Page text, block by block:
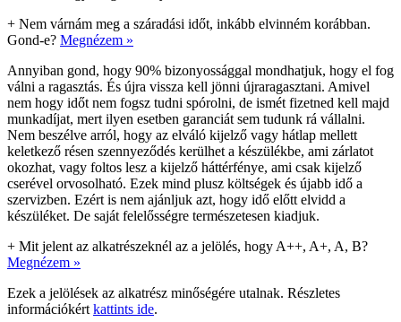
+ Nem várnám meg a száradási időt, inkább elvinném korábban.
Gond-e? Megnézem »
Annyiban gond, hogy 90% bizonyossággal mondhatjuk, hogy el fog
válni a ragasztás. És újra vissza kell jönni újraragasztani. Amivel
nem hogy időt nem fogsz tudni spórolni, de ismét fizetned kell majd
munkadíjat, mert ilyen esetben garanciát sem tudunk rá vállalni.
Nem beszélve arról, hogy az elváló kijelző vagy hátlap mellett
keletkező résen szennyeződés kerülhet a készülékbe, ami zárlatot
okozhat, vagy foltos lesz a kijelző háttérfénye, ami csak kijelző
cserével orvosolható. Ezek mind plusz költségek és újabb idő a
szervizben. Ezért is nem ajánljuk azt, hogy idő előtt elvidd a
készüléket. De saját felelősségre természetesen kiadjuk.
+ Mit jelent az alkatrészeknél az a jelölés, hogy A++, A+, A, B?
Megnézem »
Ezek a jelölések az alkatrész minőségére utalnak. Részletes
információkért kattints ide.